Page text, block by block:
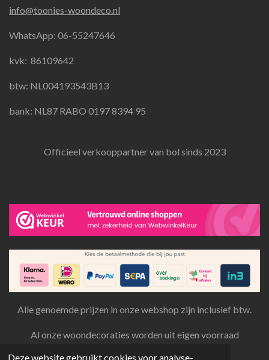
Deze website gebruikt cookies voor analyse-
b
o
k
a
g
a
s
A
info@toonies-woondeco.nl
WhatsApp: 06-55247646
kvk: 86109642
btw: NL004193543B13
bank: NL87 RABO 0197 8394 95
Officieel verkooppartner van bol sinds 2023
Alle genoemde prijzen in onze webshop zijn inclusief btw.
Al onze woondecoraties worden uit eigen voorraad